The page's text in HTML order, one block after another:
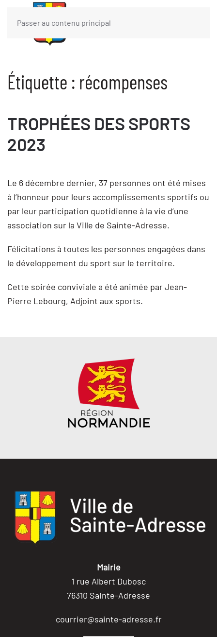
Passer au contenu principal
Étiquette : récompenses
TROPHÉES DES SPORTS
2023
Le 6 décembre dernier, 37 personnes ont été mises
à l’honneur pour leurs accomplissements sportifs ou
par leur participation quotidienne à la vie d’une
association sur la Ville de Sainte-Adresse.
Félicitations à toutes les personnes engagées dans
le développement du sport sur le territoire.
Cette soirée conviviale a été animée par Jean-
Pierre Lebourg, Adjoint aux sports.
Mairie
1 rue Albert Dubosc
76310 Sainte-Adresse
courrier@sainte-adresse.fr